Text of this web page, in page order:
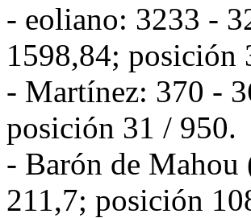
- eoliano: 3233 -
1598,84; posición
- Martínez: 370 -
posición 31 / 950.
- Barón de
211,7; posición